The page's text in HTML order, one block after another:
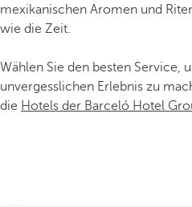
mexikanischen Aromen und
wie die Zeit.
Wählen Sie den besten Service,
unvergesslichen Erlebnis zu
die Hotels der Barceló Hotel